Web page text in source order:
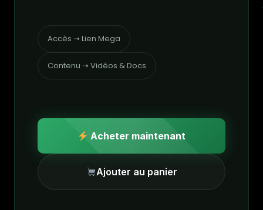
Accès ➝ Lien Mega
Contenu ➝ Vidéos & Docs
Acheter maintenant
Ajouter au panier